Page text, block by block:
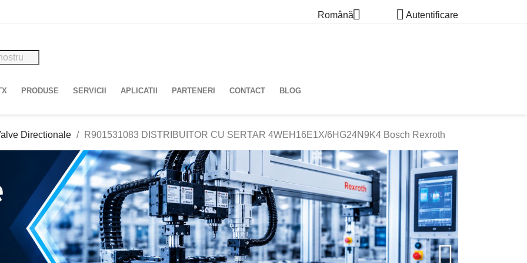
Română  Autentificare
PRODUSE SERVICII APLICATII PARTENERI CONTACT BLOG
Directionale R901531083 DISTRIBUITOR CU SERTAR 4WEH16E1X/6HG24N9K4 Bosch Rexroth
